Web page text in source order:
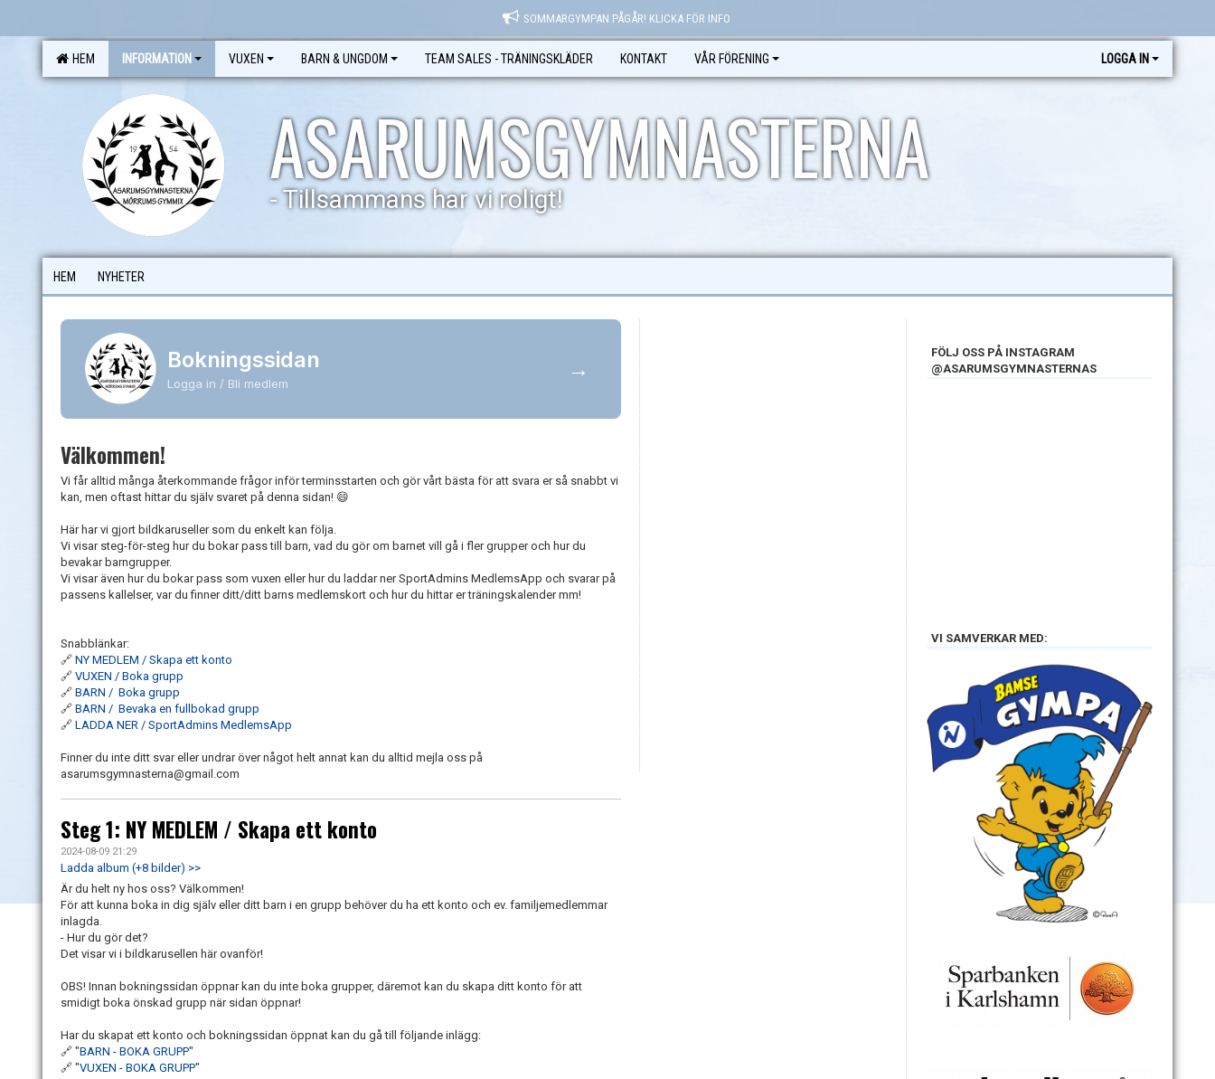
SOMMARGYMPAN PÅGÅR! KLICKA FÖR INFO
HEM INFORMATION VUXEN BARN & UNGDOM TEAM SALES - TRÄNINGSKLÄDER KONTAKT VÅR FÖRENING LOGGA IN
ASARUMSGYMNASTERNA
- Tillsammans har vi roligt!
HEM NYHETER
Bokningssidan
Logga in / Bli medlem
→
Välkommen!
Vi får alltid många återkommande frågor inför terminsstarten och gör vårt bästa för att svara er så snabbt vi
kan, men oftast hittar du själv svaret på denna sidan! 😄
Här har vi gjort bildkaruseller som du enkelt kan följa.
Vi visar steg-för-steg hur du bokar pass till barn, vad du gör om barnet vill gå i fler grupper och hur du
bevakar barngrupper.
Vi visar även hur du bokar pass som vuxen eller hur du laddar ner SportAdmins MedlemsApp och svarar på
passens kallelser, var du finner ditt/ditt barns medlemskort och hur du hittar er träningskalender mm!
Snabblänkar:
🔗 NY MEDLEM / Skapa ett konto
🔗 VUXEN / Boka grupp
🔗 BARN / Boka grupp
🔗 BARN / Bevaka en fullbokad grupp
🔗 LADDA NER / SportAdmins MedlemsApp
Finner du inte ditt svar eller undrar över något helt annat kan du alltid mejla oss på
asarumsgymnasterna@gmail.com
Steg 1: NY MEDLEM / Skapa ett konto
2024-08-09 21:29
Ladda album (+8 bilder) >>
Är du helt ny hos oss? Välkommen!
För att kunna boka in dig själv eller ditt barn i en grupp behöver du ha ett konto och ev. familjemedlemmar
inlagda.
- Hur du gör det?
Det visar vi i bildkarusellen här ovanför!
OBS! Innan bokningssidan öppnar kan du inte boka grupper, däremot kan du skapa ditt konto för att
smidigt boka önskad grupp när sidan öppnar!
Har du skapat ett konto och bokningssidan öppnat kan du gå till följande inlägg:
🔗 "BARN - BOKA GRUPP"
🔗 "VUXEN - BOKA GRUPP"
FÖLJ OSS PÅ INSTAGRAM
@ASARUMSGYMNASTERNAS
VI SAMVERKAR MED: